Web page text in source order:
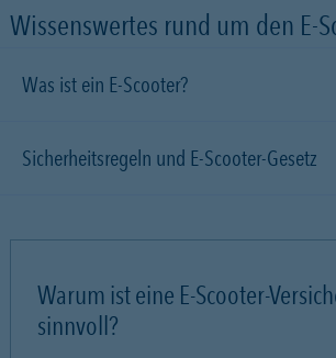
Wissenswertes rund um den E-
Was ist ein E-Scooter?
Sicherheitsregeln und E-Scooter-Gesetz
Warum ist eine E-Scooter-
sinnvoll?